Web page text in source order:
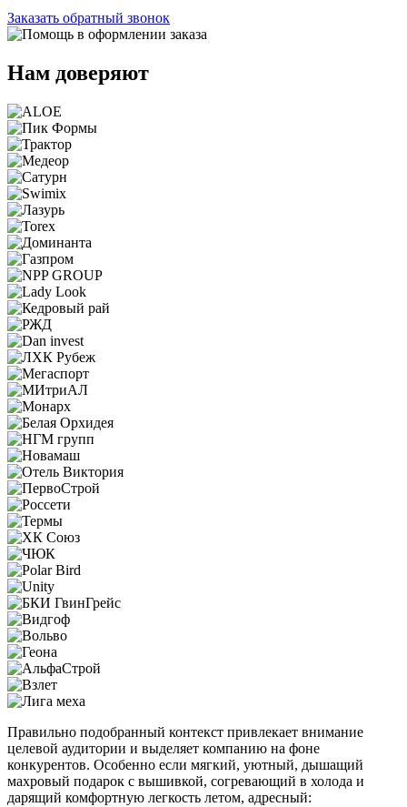
Заказать обратный звонок
Нам доверяют
Правильно подобранный контекст привлекает внимание
целевой аудитории и выделяет компанию на фоне
конкурентов. Особенно если мягкий, уютный, дышащий
махровый подарок с вышивкой, согревающий в холода и
дарящий комфортную легкость летом, адресный: